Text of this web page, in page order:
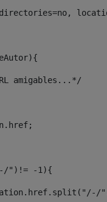
amigables...*/
")!= -1){